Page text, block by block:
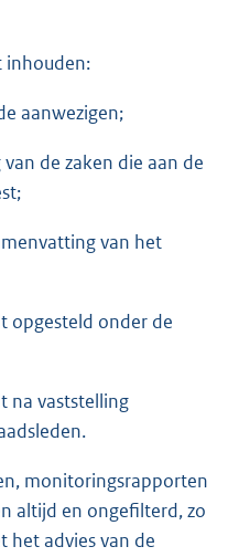
inhouden:
aanwezigen;
de zaken die aan de
van het
opgesteld onder de
na vaststelling
monitoringsrapporten
altijd en ongefilterd, zo
het advies van de